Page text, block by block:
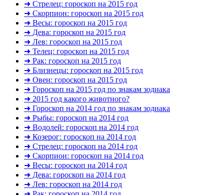
➜ Стрелец: гороскоп на 2015 год
➜ Скорпион: гороскоп на 2015 год
➜ Весы: гороскоп на 2015 год
➜ Дева: гороскоп на 2015 год
➜ Лев: гороскоп на 2015 год
➜ Телец: гороскоп на 2015 год
➜ Рак: гороскоп на 2015 год
➜ Близнецы: гороскоп на 2015 год
➜ Овен: гороскоп на 2015 год
➜ Гороскоп на 2015 год по знакам зодиака
➜ 2015 год какого животного?
➜ Гороскоп на 2014 год по знакам зодиака
➜ Рыбы: гороскоп на 2014 год
➜ Водолей: гороскоп на 2014 год
➜ Козерог: гороскоп на 2014 год
➜ Стрелец: гороскоп на 2014 год
➜ Скорпион: гороскоп на 2014 год
➜ Весы: гороскоп на 2014 год
➜ Дева: гороскоп на 2014 год
➜ Лев: гороскоп на 2014 год